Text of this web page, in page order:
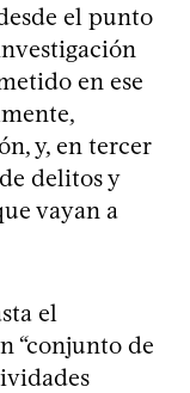
el punto
en ese
y, en tercer
delitos y
vayan a
el
“conjunto de